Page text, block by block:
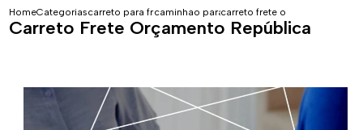
HomeCategoriascarreto para fretescaminhao para carreto sao paulo
carreto frete orcamento
Carreto Frete Orçamento República